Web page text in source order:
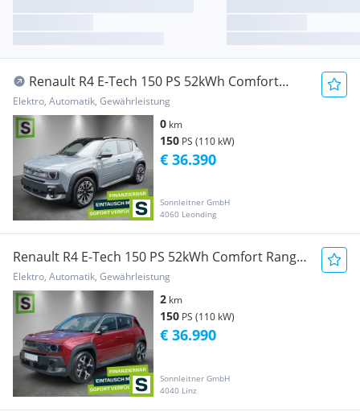
Renault R4 E-Tech 150 PS 52kWh Comfort
Range Iconic
Elektro, Automatik, Gewährleistung
0 km
150 PS (110 kW)
Sonnleitner GmbH
4060 Leonding
€ 36.390
Renault R4 E-Tech 150 PS 52kWh Comfort Range
Techno Ple...
Elektro, Automatik, Gewährleistung
2 km
150 PS (110 kW)
Sonnleitner GmbH
4040 Linz
€ 36.990